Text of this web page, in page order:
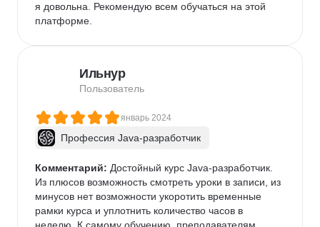
я довольна. Рекомендую всем обучаться на этой
платформе.
Ильнур
Пользователь
январь 2024
Профессия Java-разработчик
Комментарий: Достойный курс Java-разработчик.
Из плюсов возможность смотреть уроки в записи, из
минусов нет возможности укоротить временные
рамки курса и уплотнить количество часов в